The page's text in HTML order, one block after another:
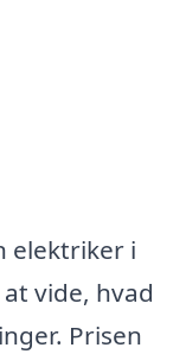
elektriker i
vide, hvad
Prisen